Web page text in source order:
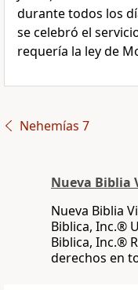
durante todos los
se celebró el
requería la ley de
Nehemías 7
Nueva Biblia
Nueva Biblia
Biblica, Inc.®
Biblica, Inc.®
derechos en